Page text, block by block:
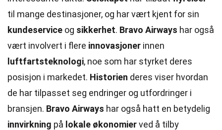
til mange destinasjoner, og har vært kjent for sin
kundeservice og sikkerhet. Bravo Airways har også
vært involvert i flere innovasjoner innen
luftfartsteknologi, noe som har styrket deres
posisjon i markedet. Historien deres viser hvordan
de har tilpasset seg endringer og utfordringer i
bransjen. Bravo Airways har også hatt en betydelig
innvirkning på lokale økonomierved å tilby